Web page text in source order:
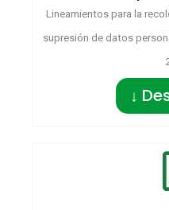
Lineamientos para la
supresión de datos
↓